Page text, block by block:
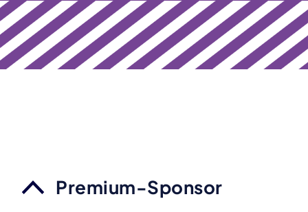
Premium-Sponsor